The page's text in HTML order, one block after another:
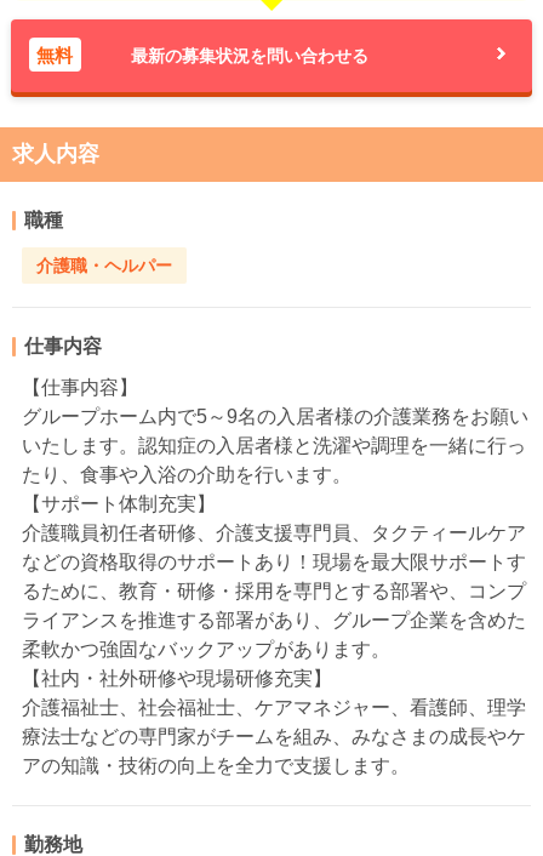
無料 最新の募集状況を問い合わせる
求人内容
職種
介護職・ヘルパー
仕事内容
【仕事内容】
グループホーム内で5～9名の入居者様の介護業務をお願い
いたします。認知症の入居者様と洗濯や調理を一緒に行っ
たり、食事や入浴の介助を行います。
【サポート体制充実】
介護職員初任者研修、介護支援専門員、タクティールケア
などの資格取得のサポートあり！現場を最大限サポートす
るために、教育・研修・採用を専門とする部署や、コンプ
ライアンスを推進する部署があり、グループ企業を含めた
柔軟かつ強固なバックアップがあります。
【社内・社外研修や現場研修充実】
介護福祉士、社会福祉士、ケアマネジャー、看護師、理学
療法士などの専門家がチームを組み、みなさまの成長やケ
アの知識・技術の向上を全力で支援します。
勤務地